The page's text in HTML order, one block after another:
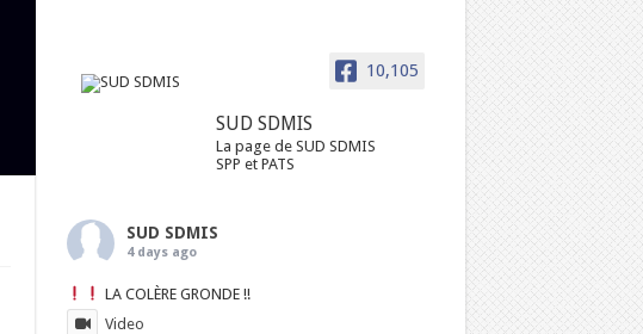
10,105
SUD SDMIS
La page de SUD SDMIS
SPP et PATS
SUD SDMIS
4 days ago
LA COLÈRE GRONDE !!
Video